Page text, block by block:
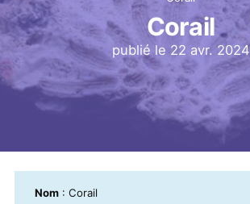
Corail
publié le 22 avr. 2024
Nom: Corail